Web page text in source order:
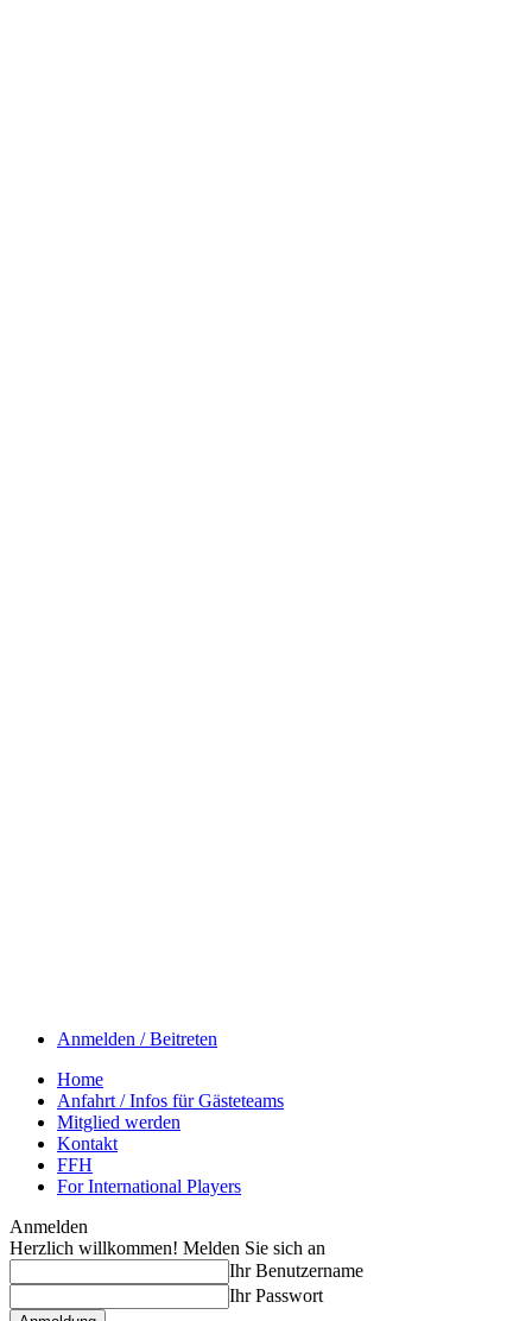
Anmelden / Beitreten
Home
Anfahrt / Infos für Gästeteams
Mitglied werden
Kontakt
FFH
For International Players
Anmelden
Herzlich willkommen! Melden Sie sich an
Ihr Benutzername
Ihr Passwort